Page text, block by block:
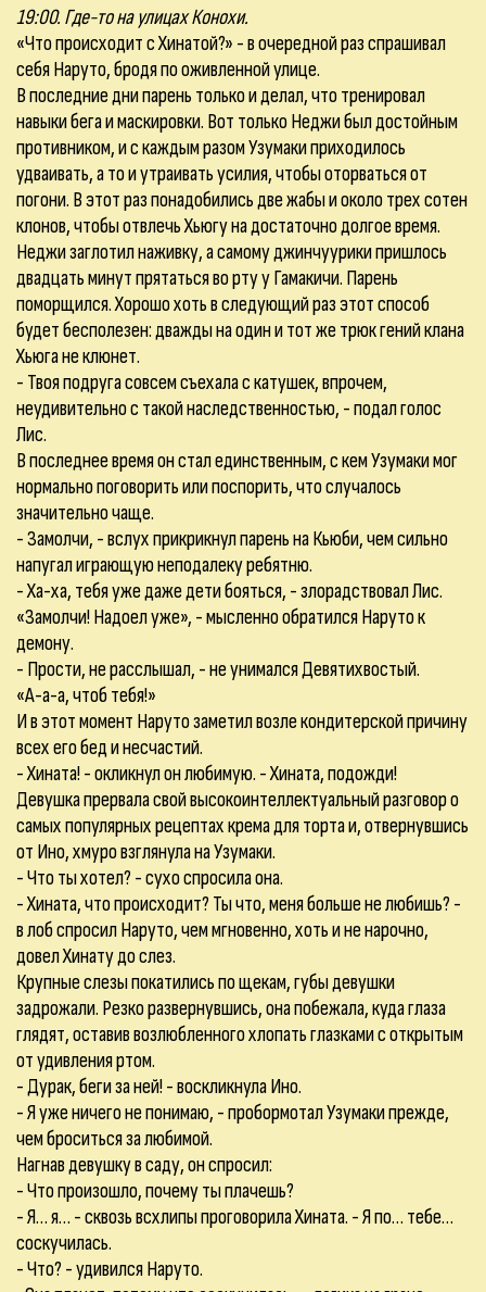
19:00. Где-то на улицах Конохи.
«Что происходит с Хинатой?» - в очередной раз спрашивал
себя Наруто, бродя по оживленной улице.
В последние дни парень только и делал, что тренировал
навыки бега и маскировки. Вот только Неджи был достойным
противником, и с каждым разом Узумаки приходилось
удваивать, а то и утраивать усилия, чтобы оторваться от
погони. В этот раз понадобились две жабы и около трех сотен
клонов, чтобы отвлечь Хьюгу на достаточно долгое время.
Неджи заглотил наживку, а самому джинчуурики пришлось
двадцать минут прятаться во рту у Гамакичи. Парень
поморщился. Хорошо хоть в следующий раз этот способ
будет бесполезен: дважды на один и тот же трюк гений клана
Хьюга не клюнет.
- Твоя подруга совсем съехала с катушек, впрочем,
неудивительно с такой наследственностью, - подал голос
Лис.
В последнее время он стал единственным, с кем Узумаки мог
нормально поговорить или поспорить, что случалось
значительно чаще.
- Замолчи, - вслух прикрикнул парень на Кьюби, чем сильно
напугал играющую неподалеку ребятню.
- Ха-ха, тебя уже даже дети бояться, - злорадствовал Лис.
«Замолчи! Надоел уже», - мысленно обратился Наруто к
демону.
- Прости, не расслышал, - не унимался Девятихвостый.
«А-а-а, чтоб тебя!»
И в этот момент Наруто заметил возле кондитерской причину
всех его бед и несчастий.
- Хината! - окликнул он любимую. - Хината, подожди!
Девушка прервала свой высокоинтеллектуальный разговор о
самых популярных рецептах крема для торта и, отвернувшись
от Ино, хмуро взглянула на Узумаки.
- Что ты хотел? - сухо спросила она.
- Хината, что происходит? Ты что, меня больше не любишь? -
в лоб спросил Наруто, чем мгновенно, хоть и не нарочно,
довел Хинату до слез.
Крупные слезы покатились по щекам, губы девушки
задрожали. Резко развернувшись, она побежала, куда глаза
глядят, оставив возлюбленного хлопать глазками с открытым
от удивления ртом.
- Дурак, беги за ней! - воскликнула Ино.
- Я уже ничего не понимаю, - пробормотал Узумаки прежде,
чем броситься за любимой.
Нагнав девушку в саду, он спросил:
- Что произошло, почему ты плачешь?
- Я… я… - сквозь всхлипы проговорила Хината. - Я по… тебе…
соскучилась.
- Что? - удивился Наруто.